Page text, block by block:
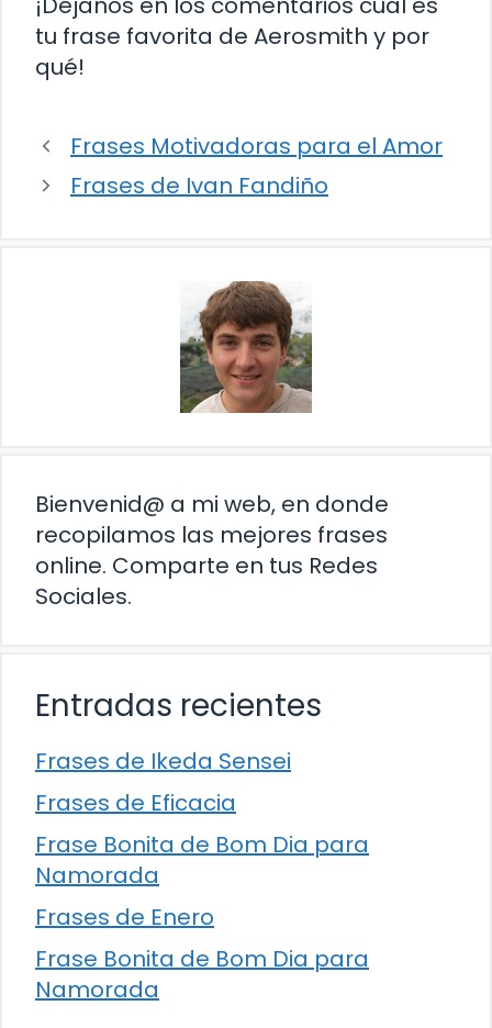
tu frase favorita de Aerosmith y por
qué!
Frases Motivadoras para el Amor
Frases de Ivan Fandiño
Bienvenid@ a mi web, en donde
recopilamos las mejores frases
online. Comparte en tus Redes
Sociales.
Entradas recientes
Frases de Ikeda Sensei
Frases de Eficacia
Frase Bonita de Bom Dia para
Namorada
Frases de Enero
Frase Bonita de Bom Dia para
Namorada